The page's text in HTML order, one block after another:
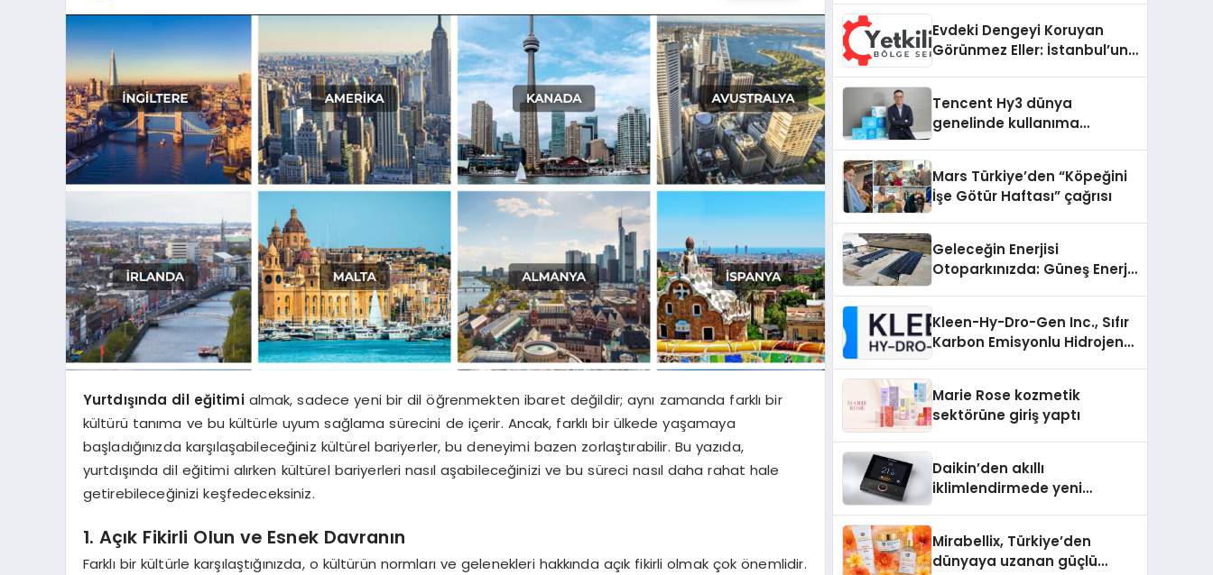
Yurtdışında dil eğitimialmak, sadece yeni bir dil öğrenmekten ibaret değildir; aynı zamanda farklı bir
kültürü tanıma ve bu kültürle uyum sağlama sürecini de içerir. Ancak, farklı bir ülkede yaşamaya
başladığınızda karşılaşabileceğiniz kültürel bariyerler, bu deneyimi bazen zorlaştırabilir. Bu yazıda,
yurtdışında dil eğitimi alırken kültürel bariyerleri nasıl aşabileceğinizi ve bu süreci nasıl daha rahat hale
getirebileceğinizi keşfedeceksiniz.
1. Açık Fikirli Olun ve Esnek Davranın
Farklı bir kültürle karşılaştığınızda, o kültürün normları ve gelenekleri hakkında açık fikirli olmak çok önemlidir.
Evdeki Dengeyi Koruyan
Görünmez Eller: İstanbul’un
Tencent Hy3 dünya
genelinde kullanıma
Mars Türkiye’den “Köpeğini
İşe Götür Haftası” çağrısı
Geleceğin Enerjisi
Otoparkınızda: Güneş Enerjili
Kleen-Hy-Dro-Gen Inc., Sıfır
Karbon Emisyonlu Hidrojen
Aldı
Marie Rose kozmetik
sektörüne giriş yaptı
Daikin’den akıllı
iklimlendirmede yeni
Mirabellix, Türkiye’den
dünyaya uzanan güçlü